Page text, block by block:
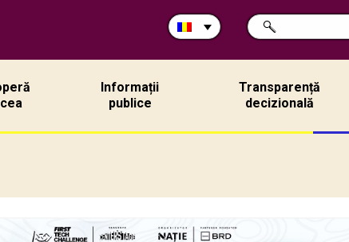
Caută
în
CAUTĂ
Informații
publice
Transparență
decizională